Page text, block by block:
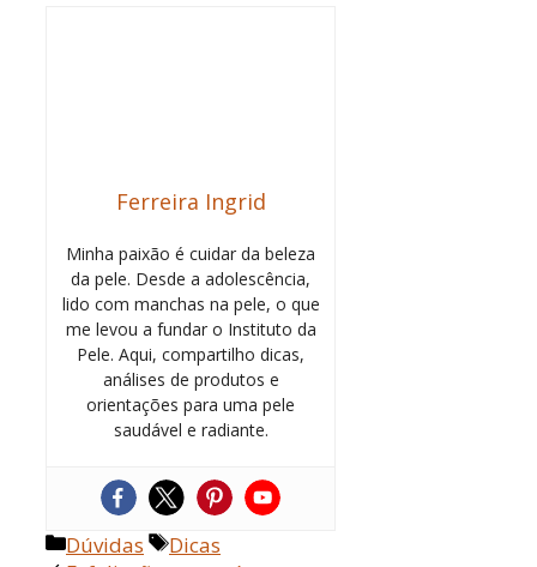
Ferreira Ingrid
Minha paixão é cuidar da beleza
da pele. Desde a adolescência,
lido com manchas na pele, o que
me levou a fundar o Instituto da
Pele. Aqui, compartilho dicas,
análises de produtos e
orientações para uma pele
saudável e radiante.
Categorias
Dúvidas Tags
Dicas